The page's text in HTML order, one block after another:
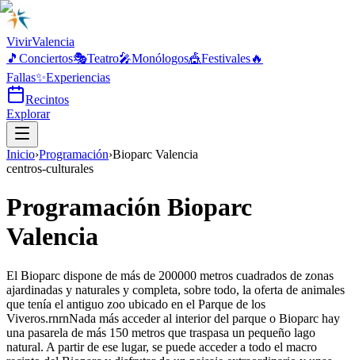
VivirValencia
🎵 Conciertos🎭Teatro🎤Monólogos🎪Festivales🔥
Fallas✨Experiencias
Recintos
Explorar
Inicio›Programación›Bioparc Valencia
centros-culturales
Programación Bioparc
Valencia
El Bioparc dispone de más de 200000 metros cuadrados de zonas
ajardinadas y naturales y completa, sobre todo, la oferta de animales
que tenía el antiguo zoo ubicado en el Parque de los
Viveros.rnrnNada más acceder al interior del parque o Bioparc hay
una pasarela de más 150 metros que traspasa un pequeño lago
natural. A partir de ese lugar, se puede acceder a todo el macro